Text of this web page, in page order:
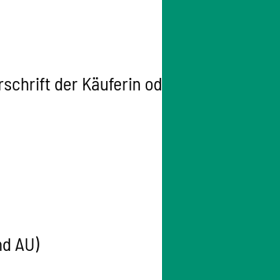
der Käuferin oder des Käufers
AU)